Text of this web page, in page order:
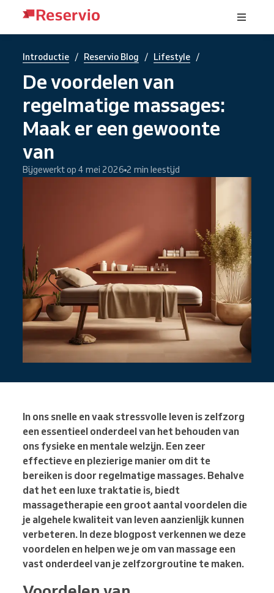
Introductie / Reservio Blog / Lifestyle /
De voordelen van
regelmatige massages:
Maak er een gewoonte
van
Bijgewerkt op 4 mei 2026 2 min leestijd
In ons snelle en vaak stressvolle leven is zelfzorg
een essentieel onderdeel van het behouden van
ons fysieke en mentale welzijn. Een zeer
effectieve en plezierige manier om dit te
bereiken is door regelmatige massages. Behalve
dat het een luxe traktatie is, biedt
massagetherapie een groot aantal voordelen die
je algehele kwaliteit van leven aanzienlijk kunnen
verbeteren. In deze blogpost verkennen we deze
voordelen en helpen we je om van massage een
vast onderdeel van je zelfzorgroutine te maken.